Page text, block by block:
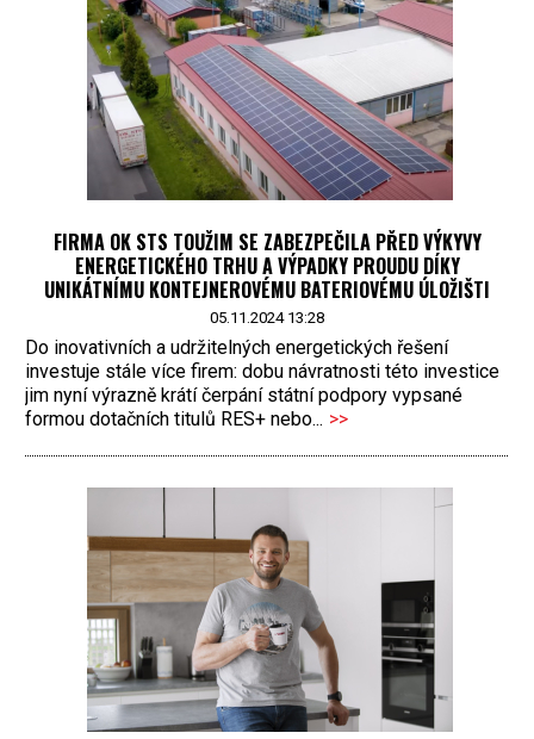
FIRMA OK STS TOUŽIM SE ZABEZPEČILA PŘED VÝKYVY
ENERGETICKÉHO TRHU A VÝPADKY PROUDU DÍKY
UNIKÁTNÍMU KONTEJNEROVÉMU BATERIOVÉMU ÚLOŽIŠTI
05.11.2024 13:28
Do inovativních a udržitelných energetických řešení
investuje stále více firem: dobu návratnosti této investice
jim nyní výrazně krátí čerpání státní podpory vypsané
formou dotačních titulů RES+ nebo... >>